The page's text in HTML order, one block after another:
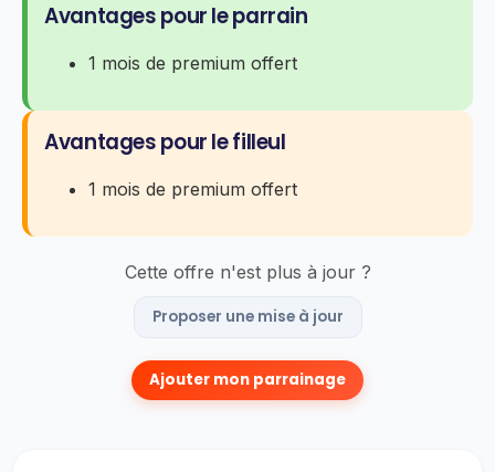
Avantages pour le parrain
1 mois de premium offert
Avantages pour le filleul
1 mois de premium offert
Cette offre n'est plus à jour ?
Proposer une mise à jour
Ajouter mon parrainage